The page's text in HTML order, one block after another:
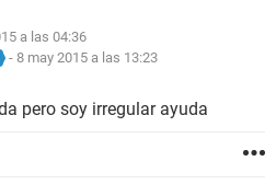
a las 04:36
- 8 may 2015 a las 13:23
pero soy irregular ayuda